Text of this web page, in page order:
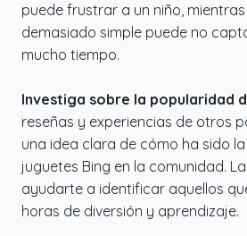
puede frustrar a un niño,
demasiado simple puede no
mucho tiempo.
Investiga sobre la popularidad
reseñas y experiencias de otros
una idea clara de cómo ha sido
juguetes Bing en la comunidad.
ayudarte a identificar aquellos
horas de diversión y aprendizaje.